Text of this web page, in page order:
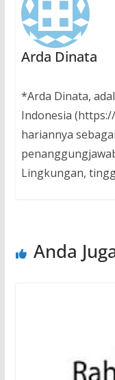
Arda Dinata
*Arda Dinata,
Indonesia
hariannya
Lingkungan,
Anda